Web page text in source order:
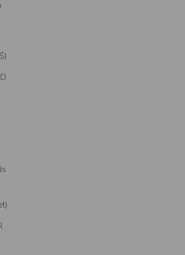
Guinea (USD $)
Poland (PLN zł)